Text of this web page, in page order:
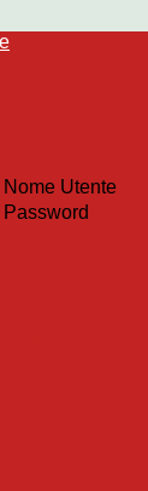
Nome Utente
Password